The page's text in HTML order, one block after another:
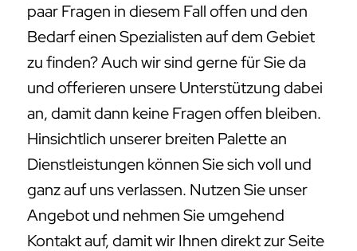
paar Fragen in diesem Fall offen und den
Bedarf einen Spezialisten auf dem Gebiet
zu finden? Auch wir sind gerne für Sie da
und offerieren unsere Unterstützung dabei
an, damit dann keine Fragen offen bleiben.
Hinsichtlich unserer breiten Palette an
Dienstleistungen können Sie sich voll und
ganz auf uns verlassen. Nutzen Sie unser
Angebot und nehmen Sie umgehend
Kontakt auf, damit wir Ihnen direkt zur Seite